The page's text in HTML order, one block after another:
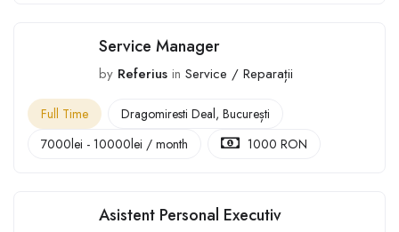
Service Manager
by Referius in Service / Reparații
Full Time Dragomiresti Deal, București
7000lei - 10000lei / month 1000 RON
Asistent Personal Executiv